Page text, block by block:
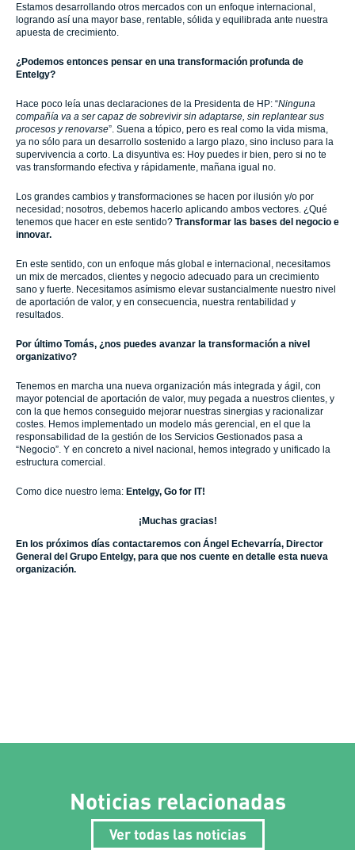
Estamos desarrollando otros mercados con un enfoque internacional,
logrando así una mayor base, rentable, sólida y equilibrada ante nuestra
apuesta de crecimiento.
¿Podemos entonces pensar en una transformación profunda de
Entelgy?
Hace poco leía unas declaraciones de la Presidenta de HP: “Ninguna
compañía va a ser capaz de sobrevivir sin adaptarse, sin replantear sus
procesos y renovarse”. Suena a tópico, pero es real como la vida misma,
ya no sólo para un desarrollo sostenido a largo plazo, sino incluso para la
supervivencia a corto. La disyuntiva es: Hoy puedes ir bien, pero si no te
vas transformando efectiva y rápidamente, mañana igual no.
Los grandes cambios y transformaciones se hacen por ilusión y/o por
necesidad; nosotros, debemos hacerlo aplicando ambos vectores. ¿Qué
tenemos que hacer en este sentido? Transformar las bases del negocio e
innovar.
En este sentido, con un enfoque más global e internacional, necesitamos
un mix de mercados, clientes y negocio adecuado para un crecimiento
sano y fuerte. Necesitamos asímismo elevar sustancialmente nuestro nivel
de aportación de valor, y en consecuencia, nuestra rentabilidad y
resultados.
Por último Tomás, ¿nos puedes avanzar la transformación a nivel
organizativo?
Tenemos en marcha una nueva organización más integrada y ágil, con
mayor potencial de aportación de valor, muy pegada a nuestros clientes, y
con la que hemos conseguido mejorar nuestras sinergias y racionalizar
costes. Hemos implementado un modelo más gerencial, en el que la
responsabilidad de la gestión de los Servicios Gestionados pasa a
“Negocio”. Y en concreto a nivel nacional, hemos integrado y unificado la
estructura comercial.
Como dice nuestro lema: Entelgy, Go for IT!
¡Muchas gracias!
En los próximos días contactaremos con Ángel Echevarría, Director
General del Grupo Entelgy, para que nos cuente en detalle esta nueva
organización.
Noticias relacionadas
Ver todas las noticias